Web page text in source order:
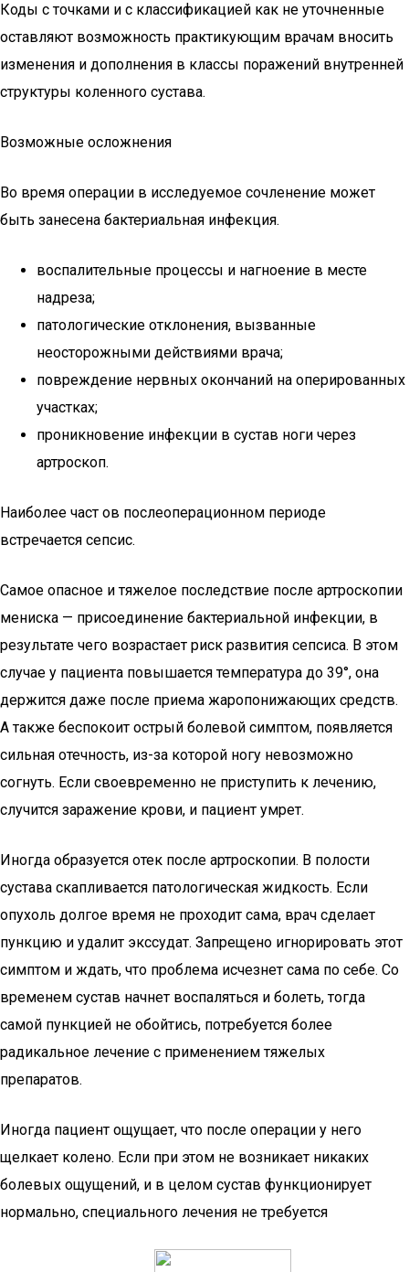
Коды с точками и с классификацией как не уточненные
оставляют возможность практикующим врачам вносить
изменения и дополнения в классы поражений внутренней
структуры коленного сустава.
Возможные осложнения
Во время операции в исследуемое сочленение может
быть занесена бактериальная инфекция.
воспалительные процессы и нагноение в месте
надреза;
патологические отклонения, вызванные
неосторожными действиями врача;
повреждение нервных окончаний на оперированных
участках;
проникновение инфекции в сустав ноги через
артроскоп.
Наиболее част ов послеоперационном периоде
встречается сепсис.
Самое опасное и тяжелое последствие после артроскопии
мениска — присоединение бактериальной инфекции, в
результате чего возрастает риск развития сепсиса. В этом
случае у пациента повышается температура до 39°, она
держится даже после приема жаропонижающих средств.
А также беспокоит острый болевой симптом, появляется
сильная отечность, из-за которой ногу невозможно
согнуть. Если своевременно не приступить к лечению,
случится заражение крови, и пациент умрет.
Иногда образуется отек после артроскопии. В полости
сустава скапливается патологическая жидкость. Если
опухоль долгое время не проходит сама, врач сделает
пункцию и удалит экссудат. Запрещено игнорировать этот
симптом и ждать, что проблема исчезнет сама по себе. Со
временем сустав начнет воспаляться и болеть, тогда
самой пункцией не обойтись, потребуется более
радикальное лечение с применением тяжелых
препаратов.
Иногда пациент ощущает, что после операции у него
щелкает колено. Если при этом не возникает никаких
болевых ощущений, и в целом сустав функционирует
нормально, специального лечения не требуется